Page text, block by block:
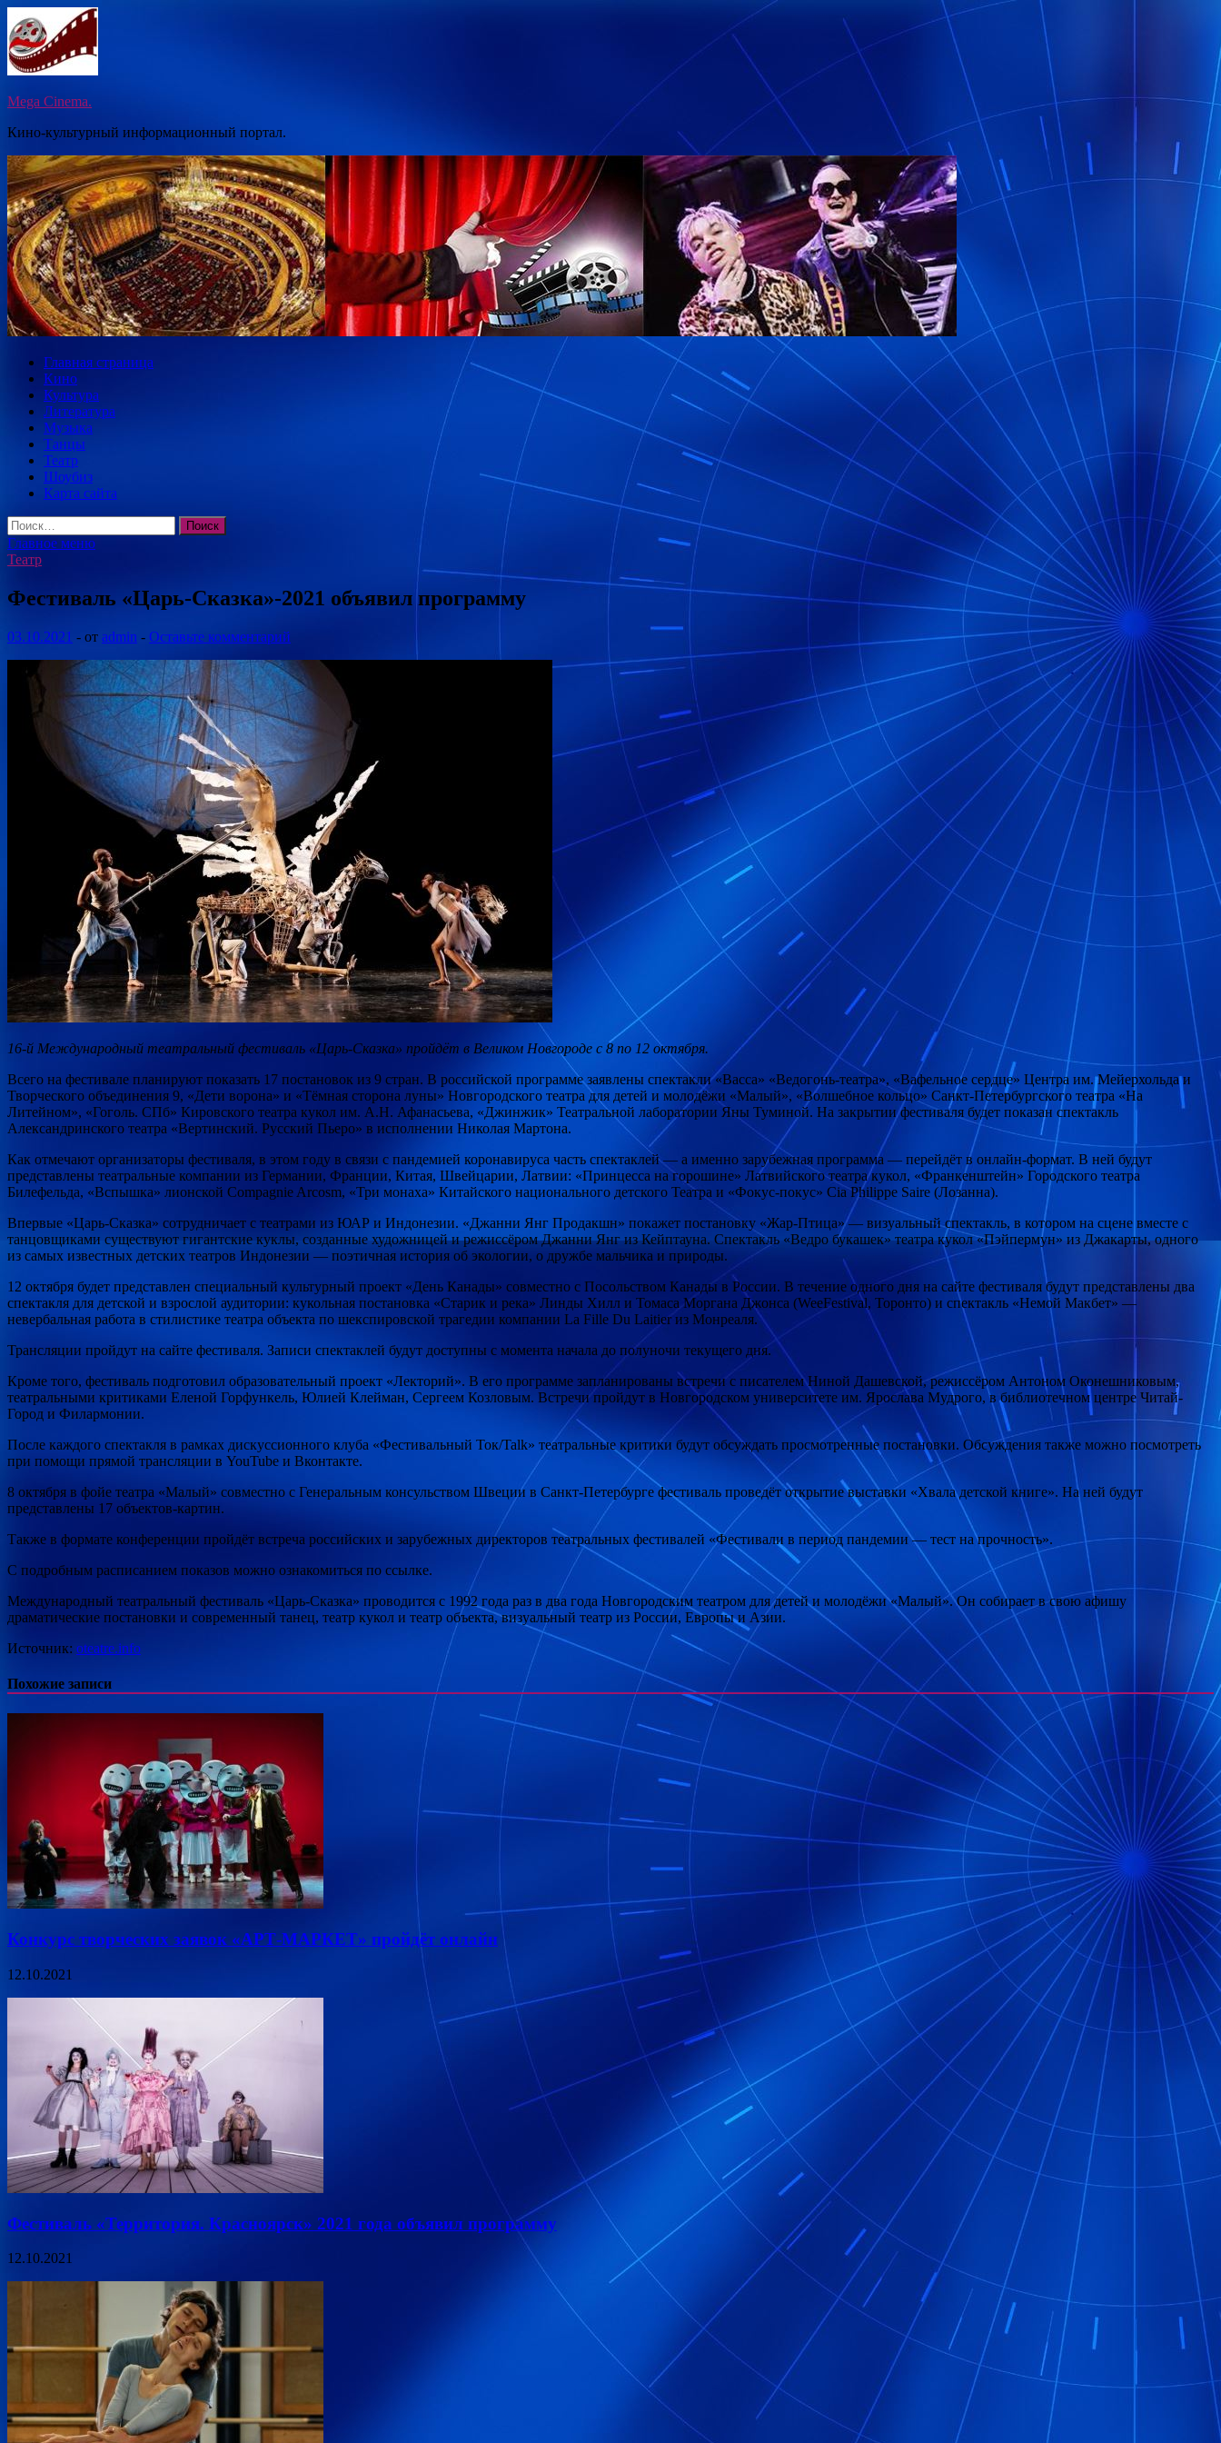
Перейти
к
содержимому
Mega Cinema.
Кино-культурный информационный портал.
Главная страница
Кино
Культура
Литература
Музыка
Танцы
Театр
Шоубиз
Карта сайта
Найти:
Главное меню
Театр
Фестиваль «Царь-Сказка»-2021 объявил программу
03.10.2021 - от admin - Оставьте комментарий
16-й Международный театральный фестиваль «Царь-Сказка» пройдёт в Великом Новгороде с 8 по 12 октября.
Всего на фестивале планируют показать 17 постановок из 9 стран. В российской программе заявлены спектакли «Васса» «Ведогонь-театра», «Вафельное сердце» Центра им. Мейерхольда и
Творческого объединения 9, «Дети ворона» и «Тёмная сторона луны» Новгородского театра для детей и молодёжи «Малый», «Волшебное кольцо» Санкт-Петербургского театра «На
Литейном», «Гоголь. СПб» Кировского театра кукол им. А.Н. Афанасьева, «Джинжик» Театральной лаборатории Яны Туминой. На закрытии фестиваля будет показан спектакль
Александринского театра «Вертинский. Русский Пьеро» в исполнении Николая Мартона.
Как отмечают организаторы фестиваля, в этом году в связи с пандемией коронавируса часть спектаклей — а именно зарубежная программа — перейдёт в онлайн-формат. В ней будут
представлены театральные компании из Германии, Франции, Китая, Швейцарии, Латвии: «Принцесса на горошине» Латвийского театра кукол, «Франкенштейн» Городского театра
Билефельда, «Вспышка» лионской Compagnie Arcosm, «Три монаха» Китайского национального детского Театра и «Фокус-покус» Cia Philippe Saire (Лозанна).
Впервые «Царь-Сказка» сотрудничает с театрами из ЮАР и Индонезии. «Джанни Янг Продакшн» покажет постановку «Жар-Птица» — визуальный спектакль, в котором на сцене вместе с
танцовщиками существуют гигантские куклы, созданные художницей и режиссёром Джанни Янг из Кейптауна. Спектакль «Ведро букашек» театра кукол «Пэйпермун» из Джакарты, одного
из самых известных детских театров Индонезии — поэтичная история об экологии, о дружбе мальчика и природы.
12 октября будет представлен специальный культурный проект «День Канады» совместно с Посольством Канады в России. В течение одного дня на сайте фестиваля будут представлены два
спектакля для детской и взрослой аудитории: кукольная постановка «Старик и река» Линды Хилл и Томаса Моргана Джонса (WeeFestival, Торонто) и спектакль «Немой Макбет» —
невербальная работа в стилистике театра объекта по шекспировской трагедии компании La Fille Du Laitier из Монреаля.
Трансляции пройдут на сайте фестиваля. Записи спектаклей будут доступны с момента начала до полуночи текущего дня.
Кроме того, фестиваль подготовил образовательный проект «Лекторий». В его программе запланированы встречи с писателем Ниной Дашевской, режиссёром Антоном Оконешниковым,
театральными критиками Еленой Горфункель, Юлией Клейман, Сергеем Козловым. Встречи пройдут в Новгородском университете им. Ярослава Мудрого, в библиотечном центре Читай-
Город и Филармонии.
После каждого спектакля в рамках дискуссионного клуба «Фестивальный Ток/Talk» театральные критики будут обсуждать просмотренные постановки. Обсуждения также можно посмотреть
при помощи прямой трансляции в YouTube и Вконтакте.
8 октября в фойе театра «Малый» совместно с Генеральным консульством Швеции в Санкт-Петербурге фестиваль проведёт открытие выставки «Хвала детской книге». На ней будут
представлены 17 объектов-картин.
Также в формате конференции пройдёт встреча российских и зарубежных директоров театральных фестивалей «Фестивали в период пандемии — тест на прочность».
С подробным расписанием показов можно ознакомиться по ссылке.
Международный театральный фестиваль «Царь-Сказка» проводится с 1992 года раз в два года Новгородским театром для детей и молодёжи «Малый». Он собирает в свою афишу
драматические постановки и современный танец, театр кукол и театр объекта, визуальный театр из России, Европы и Азии.
Источник: oteatre.info
Похожие записи
Конкурс творческих заявок «АРТ-МАРКЕТ» пройдёт онлайн
12.10.2021
Фестиваль «Территория. Красноярск» 2021 года объявил программу
12.10.2021